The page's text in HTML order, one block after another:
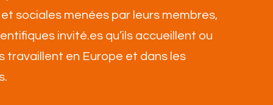
sociales menées par leurs membres,
invité.es qu’ils accueillent ou
travaillent en Europe et dans les
.